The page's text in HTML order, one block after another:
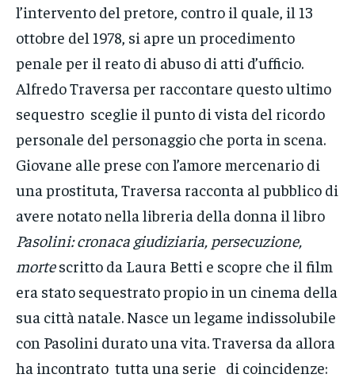
l’intervento del pretore, contro il quale, il 13
ottobre del 1978, si apre un procedimento
penale per il reato di abuso di atti d’ufficio.
Alfredo Traversa per raccontare questo ultimo
sequestro sceglie il punto di vista del ricordo
personale del personaggio che porta in scena.
Giovane alle prese con l’amore mercenario di
una prostituta, Traversa racconta al pubblico di
avere notato nella libreria della donna il libro
Pasolini: cronaca giudiziaria, persecuzione,
mortescritto da Laura Betti e scopre che il film
era stato sequestrato propio in un cinema della
sua città natale. Nasce un legame indissolubile
con Pasolini durato una vita. Traversa da allora
ha incontrato tutta una serie di coincidenze: